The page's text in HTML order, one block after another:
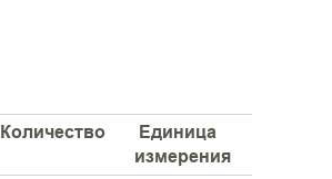
Количество
Единица
измерения